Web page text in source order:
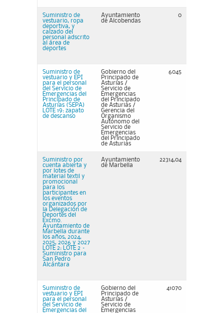
Suministro de
vestuario, ropa
deportiva, y
calzado del
personal adscrito
al área de
deportes
Ayuntamiento
de Alcobendas
0
Suministro de
vestuario y EPI
para el personal
del Servicio de
Emergencias del
Principado de
Asturias (SEPA)
LOTE 19: zapato
de descanso
Gobierno del
Principado de
Asturias /
Servicio de
Emergencias
del Principado
de Asturias /
Gerencia del
Organismo
Autónomo del
Servicio de
Emergencias
del Principado
de Asturias
6045
Suministro por
cuenta abierta y
por lotes de
material textil y
promocional
para los
participantes en
los eventos
organizados por
la Delegación de
Deportes del
Excmo.
Ayuntamiento de
Marbella durante
los años, 2024,
2025, 2026 y 2027
LOTE 2: LOTE 2 –
Suministro para
San Pedro
Alcántara
Ayuntamiento
de Marbella
22314,04
Suministro de
vestuario y EPI
para el personal
del Servicio de
Emergencias del
Gobierno del
Principado de
Asturias /
Servicio de
Emergencias
41070